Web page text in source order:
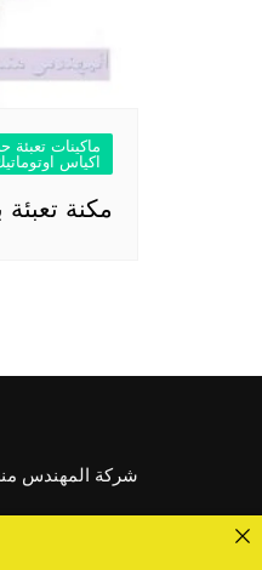
ماكينات
اكياس
مكنة
شركة المهندس